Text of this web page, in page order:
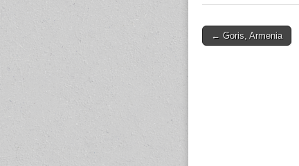
Post navigation
← Goris, Armenia